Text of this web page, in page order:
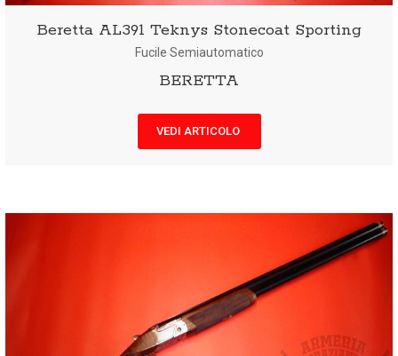
Beretta AL391 Teknys Stonecoat Sporting
Fucile Semiautomatico
BERETTA
VEDI ARTICOLO